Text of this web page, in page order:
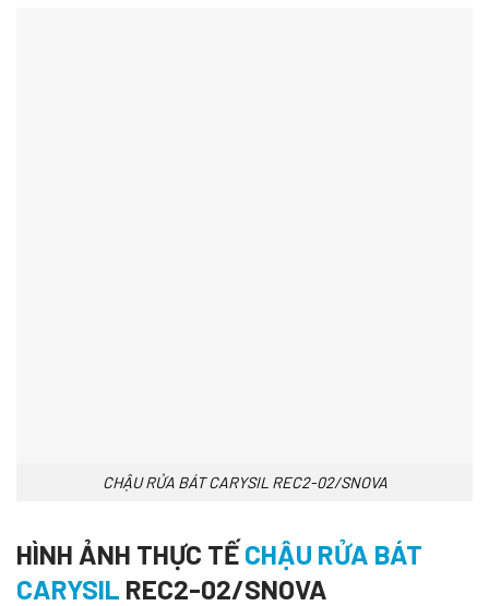
CHẬU RỬA BÁT CARYSIL REC2-02/SNOVA
HÌNH ẢNH THỰC TẾ CHẬU RỬA BÁT
CARYSIL REC2-02/SNOVA